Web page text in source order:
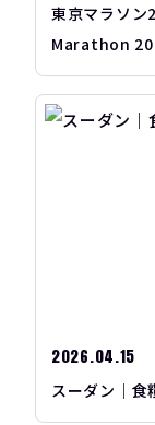
東京マラソ
Marathon
2026.04.15
スーダン｜食